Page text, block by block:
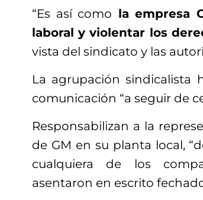
“Es así como la empresa
laboral y violentar los
vista del sindicato y las
La agrupación sindicalista
comunicación “a seguir de
Responsabilizan a la
de GM en su planta local,
cualquiera de los
asentaron en escrito